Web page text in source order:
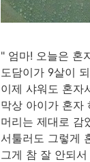
" 엄마! 오늘은 혼
도담이가 9살이
이제 샤워도 혼자
막상 아이가 혼자
머리는 제대로 감
서툴러도 그렇게
그게 참 잘 안되